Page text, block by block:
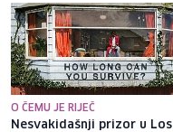
O ČEMU JE RIJEČ
Nesvakidašnji prizor u Los